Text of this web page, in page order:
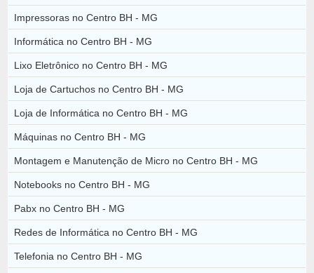
Impressoras no Centro BH - MG
Informática no Centro BH - MG
Lixo Eletrônico no Centro BH - MG
Loja de Cartuchos no Centro BH - MG
Loja de Informática no Centro BH - MG
Máquinas no Centro BH - MG
Montagem e Manutenção de Micro no Centro BH - MG
Notebooks no Centro BH - MG
Pabx no Centro BH - MG
Redes de Informática no Centro BH - MG
Telefonia no Centro BH - MG